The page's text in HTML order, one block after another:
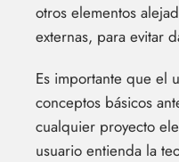
otros elementos
externas, para evitar
Es importante que el
conceptos básicos
cualquier proyecto
usuario entienda la